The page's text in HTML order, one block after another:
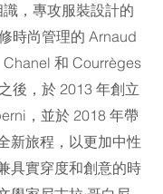
，專攻服裝設計的
時尚管理的 Arnaud
和 Courrèges
後，於 2013 年創立
，並於 2018 年帶
新旅程，以更加中性
具實穿度和創意的時